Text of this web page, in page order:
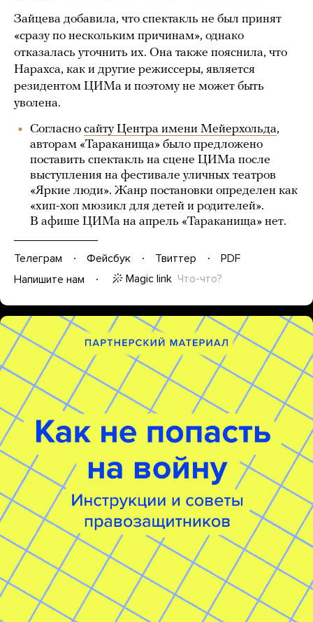
Зайцева добавила, что спектакль не был принят
«сразу по нескольким причинам», однако
отказалась уточнить их. Она также пояснила, что
Нарахса, как и другие режиссеры, является
резидентом ЦИМа и поэтому не может быть
уволена.
Согласно сайту Центра имени Мейерхольда,
авторам «Тараканища» было предложено
поставить спектакль на сцене ЦИМа после
выступления на фестивале уличных театров
«Яркие люди». Жанр постановки определен как
«хип-хоп мюзикл для детей и родителей».
В афише ЦИМа на апрель «Тараканища» нет.
Телеграм Фейсбук Твиттер
PDF
Напишите нам
Magic link Что-что?